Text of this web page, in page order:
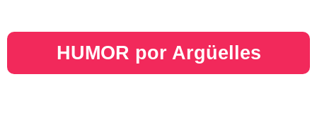
HUMOR por Argüelles​